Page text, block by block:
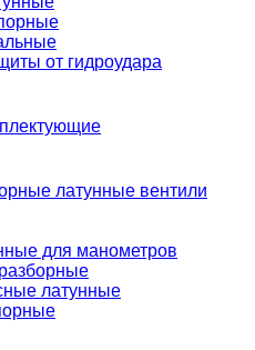
от гидроудара
латунные вентили
для манометров
латунные